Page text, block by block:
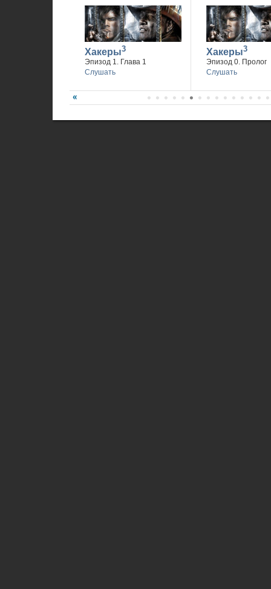
Хакеры3
Эпизод 1. Глава 1
Слушать
Хакеры3
Эпизод 0. Пролог
Слушать